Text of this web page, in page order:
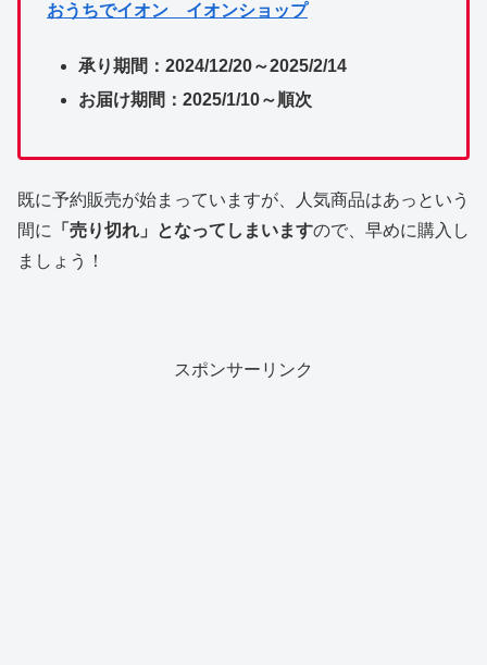
おうちでイオン イオンショップ
承り期間：2024/12/20～2025/2/14
お届け期間：2025/1/10～順次
既に予約販売が始まっていますが、人気商品はあっという
間に
「売り切れ」となってしまいますので、早めに購入し
ましょう！
スポンサーリンク